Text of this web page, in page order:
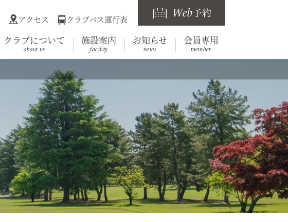
アクセス クラブバス運行表
Web予約
ホール
クラブについて
about us
クラブ概要
施設案内
facility
レストラン
お知らせ
news
会員専用
member
会員へのお知らせ